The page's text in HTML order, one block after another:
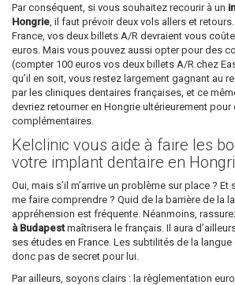
Par conséquent, si vous souhaitez recourir à un
Hongrie , il faut prévoir deux vols allers et
France, vos deux billets A/R devraient vous
euros. Mais vous pouvez aussi opter pour des
(compter 100 euros vos deux billets A/R chez
qu’il en soit, vous restez largement gagnant au
par les cliniques dentaires françaises, et ce
devriez retourner en Hongrie ultérieurement
complémentaires.
Kelclinic vous aide à faire les
votre implant dentaire en
Oui, mais s’il m’arrive un problème sur place ? Et
me faire comprendre ? Quid de la barrière de la
appréhension est fréquente. Néanmoins,
à Budapestmaîtrisera le français. Il aura
ses études en France. Les subtilités de la langue
donc pas de secret pour lui.
Par ailleurs, soyons clairs : la règlementation